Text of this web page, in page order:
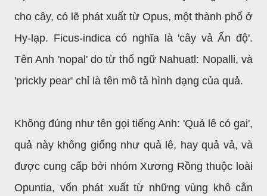
cho cây, có lẽ phát xuất từ Opus, một thành phố ở
Hy-lạp. Ficus-indica có nghĩa là 'cây vả Ấn độ'.
Tên Anh 'nopal' do từ thổ ngữ Nahuatl: Nopalli, và
'prickly pear' chỉ là tên mô tả hình dạng của quả.
Không đúng như tên gọi tiếng Anh: 'Quả lê có gai',
quả này không giống như quả lê, hay quả vả, và
được cung cấp bởi nhóm Xương Rồng thuộc loài
Opuntia, vốn phát xuất từ những vùng khô cằn